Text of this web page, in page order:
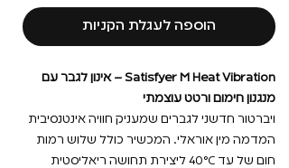
הוספה לעגלת הקניות
Satisfyer M Heat Vibration – אינון לגבר עם
מנגנון חימום ורטט עוצמתי
ויברטור חדשני לגברים שמעניק חוויה אינטנסיבית
המדמה מין אוראלי. המכשיר כולל שלוש רמות
חום של עד 40°C ליצירת תחושה ריאליסטית